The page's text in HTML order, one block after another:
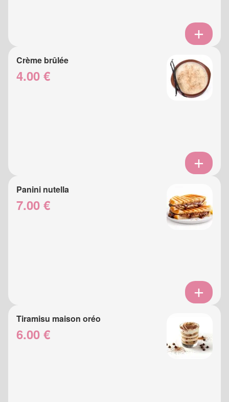
Crème brûlée
4.00 €
Panini nutella
7.00 €
Tiramisu maison oréo
6.00 €